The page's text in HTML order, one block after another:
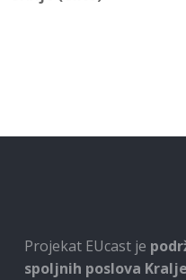
Projekat EUcast je
spoljnih poslova